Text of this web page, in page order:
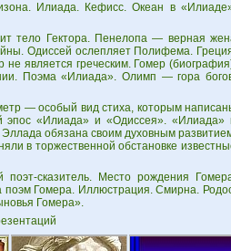
Илиада. Кефисс. Океан в
тело Гектора. Пенелопа — верная
Одиссей ослепляет Полифема.
является греческим. Гомер
Поэма «Илиада». Олимп — гора
— особый вид стиха, которым
эпос «Илиада» и «Одиссея». «Илиада»
обязана своим духовным
в торжественной обстановке
сказитель. Место рождения
поэм Гомера. Иллюстрация. Смирна.
Гомера».